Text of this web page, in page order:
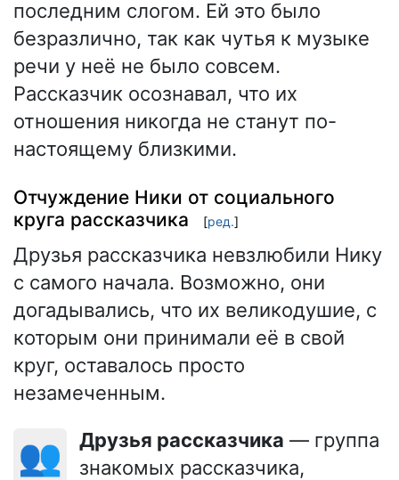
последним слогом. Ей это было
безразлично, так как чутья к музыке
речи у неё не было совсем.
Рассказчик осознавал, что их
отношения никогда не станут по-
настоящему близкими.
Отчуждение Ники от социального
круга рассказчика
[ред.]
Друзья рассказчика невзлюбили Нику
с самого начала. Возможно, они
догадывались, что их великодушие, с
которым они принимали её в свой
круг, оставалось просто
незамеченным.
👥 Друзья рассказчика — группа
знакомых рассказчика,